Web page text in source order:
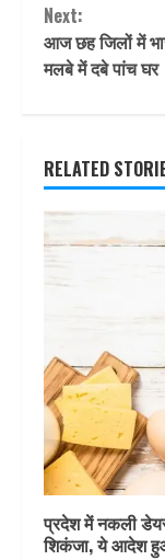
Next:
आज छह जिलों में
मलबे में दबे पांच घर
RELATED
प्रदेश में नकली
शिकंजा, ये आदेश